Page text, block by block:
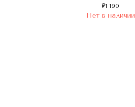
₽1 190
Нет в наличии